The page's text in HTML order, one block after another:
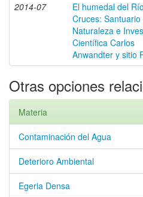
2014-07
El humedal del Río
Cruces: Santuario
Naturaleza e
Científica Carlos
Anwandter y sitio
Otras opciones
Materia
Contaminación del Agua
Deterioro Ambiental
Egeria Densa